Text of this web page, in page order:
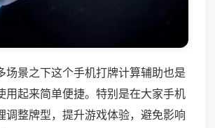
场景之下这个手机打牌计算辅助也是
用起来简单便捷。特别是在大家手机
调整牌型，提升游戏体验，避免影响